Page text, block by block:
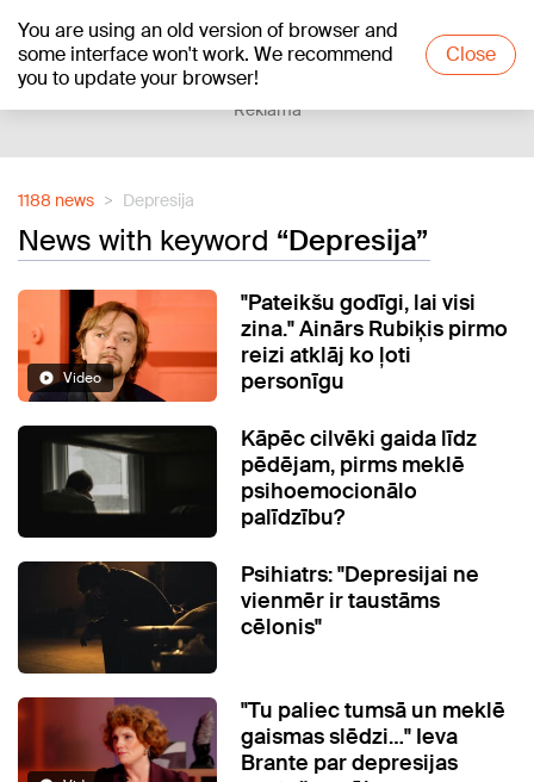
You are using an old version of browser and
some interface won't work. We recommend
you to update your browser!
Close
+12°C
Reklāma
1188 news Depresija
News with keyword “Depresija”
Video
"Pateikšu godīgi, lai visi
zina." Ainārs Rubiķis pirmo
reizi atklāj ko ļoti
personīgu
Kāpēc cilvēki gaida līdz
pēdējam, pirms meklē
psihoemocionālo
palīdzību?
Psihiatrs: "Depresijai ne
vienmēr ir taustāms
cēlonis"
"Tu paliec tumsā un meklē
gaismas slēdzi…" Ieva
Brante par depresijas